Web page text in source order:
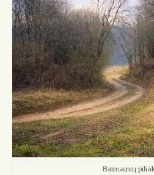
Baimainių